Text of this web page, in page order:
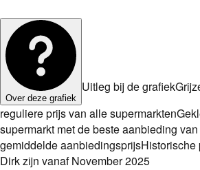
Over deze grafiek
Uitleg bij de grafiek
reguliere prijs van alle supermarkten
supermarkt met de beste aanbieding
gemiddelde aanbiedingsprijsHistorische
Dirk zijn vanaf November 2025